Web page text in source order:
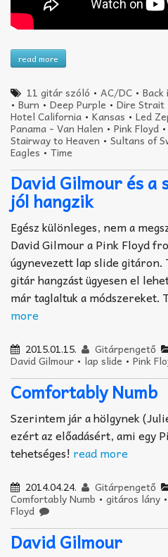
read more
11 gitár szóló •AC/DC •Back
• Burn• Deep Purple • Dire Strait
Hotel California • Kansas • Led
Panama - Van Halen • Pink Floyd •
Stairway to Heaven • Sultans of
Eagles •Time
David Gilmour és
jól hangzik
Egész különleges, nem a
David Gilmour a Pink Floyd
úgynevezett lap slide gitáron.
gitár hangzást ügyesen el
már taglaltuk a módszereket.
more
2015.01.15. Gitárpengető
David Gilmour • lap slide • Pink
Comfortably Numb
Szerintem jár a hölgynek
ezért az előadásért, ami egy
tehetséges! read more
2014.04.24. Gitárpengető
Comfortably Numb • gitáros lány •
Floyd
David Gilmour